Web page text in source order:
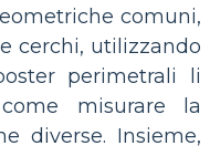
comuni,
cerchi, utilizzando
perimetrali li
misurare la
diverse. Insieme,